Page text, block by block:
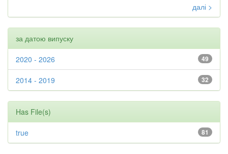
далі >
за датою випуску
49
2020 - 2026
32
2014 - 2019
Has File(s)
81
true